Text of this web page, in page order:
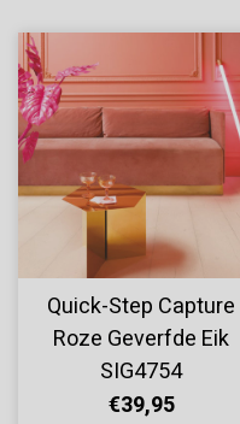
Quick-Step Capture
Roze Geverfde Eik
SIG4754
€39,95